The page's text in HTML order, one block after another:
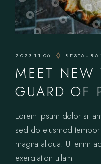
2023-11-06
MEET NEW
GUARD OF
Lorem ipsum dolor sit
sed do eiusmod
magna aliqua. Ut enim
exercitation ullam